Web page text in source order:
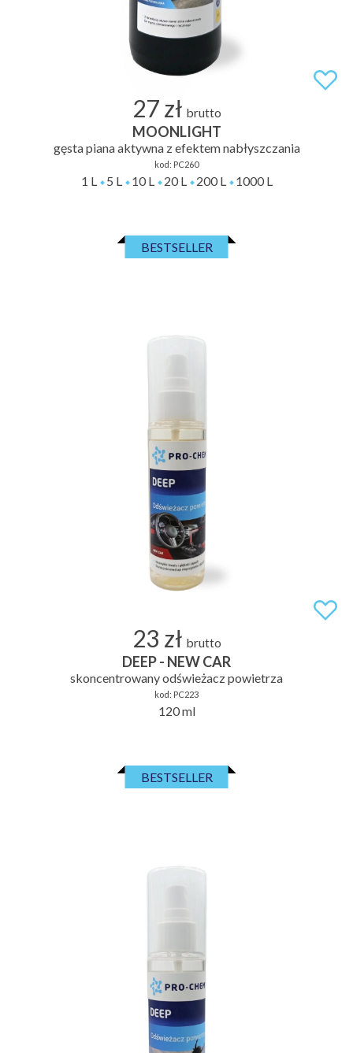
27 zł brutto
MOONLIGHT
gęsta piana aktywna z efektem nabłyszczania
kod: PC260
1 L 5 L 10 L 20 L 200 L 1000 L
BESTSELLER
23 zł brutto
DEEP - NEW CAR
skoncentrowany odświeżacz powietrza
kod: PC223
120 ml
BESTSELLER